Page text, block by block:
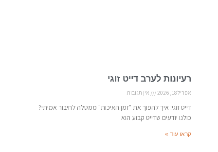
רעיונות לערב דייט זוגי
אפריל 18, 2026 אין תגובות
דייט זוגי: איך להפוך את "זמן האיכות" ממטלה לחיבור אמיתי?
כולנו יודעים שדייט קבוע הוא
קראו עוד »